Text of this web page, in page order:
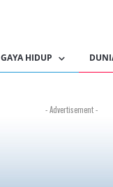
GAYA HIDUP
- Advertisement -